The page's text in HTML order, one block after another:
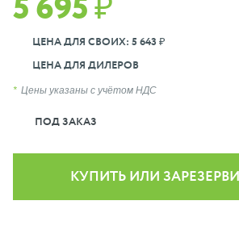
5 695 ₽
ЦЕНА ДЛЯ СВОИХ: 5 643 ₽
ЦЕНА ДЛЯ ДИЛЕРОВ
Цены указаны с учётом НДС
ПОД ЗАКАЗ
КУПИТЬ ИЛИ